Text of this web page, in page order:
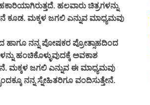
ಹಲವಾರು ಚಿತ್ರಗಳನ್ನು
ಕೂಡ. ಮಕ್ಕಳ ಜಗಲಿ ಎನ್ನುವ ಮಾಧ್ಯಮವು
ನನ್ನ ಪೋಷಕರ ಪ್ರೋತ್ಸಾಹದಿಂದ
ಹಂಚಿಕೊಳ್ಳುವುದಕ್ಕೆ ಅವಕಾಶ
ಮಕ್ಕಳ ಜಗಲಿ ಎನ್ನುವ ಈ ಮಾಧ್ಯಮವು
ನನ್ನ ಸ್ನೇಹಿತರಿಗೂ ವಂದಿಸುತ್ತೇನೆ.